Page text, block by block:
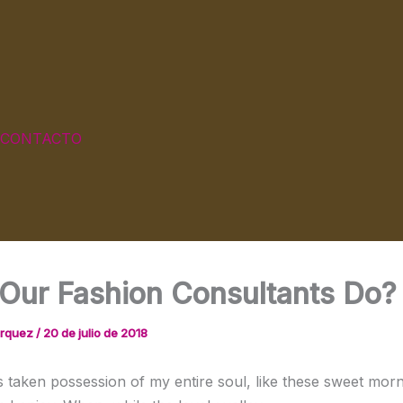
CONTACTO
Fashion Consultants Do?
/ 20 de julio de 2018
taken possession of my entire soul, like these sweet